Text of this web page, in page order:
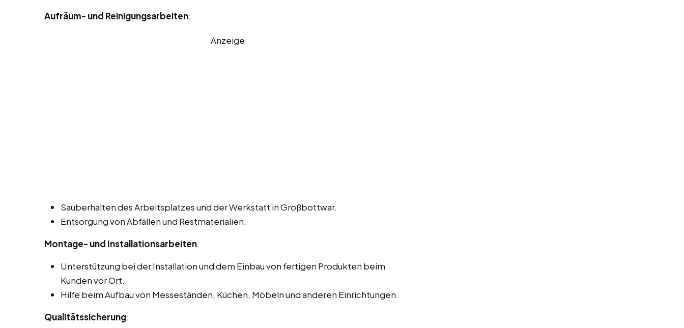
Aufräum- und Reinigungsarbeiten:
Anzeige
Sauberhalten des Arbeitsplatzes und der Werkstatt in Großbottwar.
Entsorgung von Abfällen und Restmaterialien.
Montage- und Installationsarbeiten:
Unterstützung bei der Installation und dem Einbau von fertigen Produkten beim
Kunden vor Ort.
Hilfe beim Aufbau von Messeständen, Küchen, Möbeln und anderen Einrichtungen.
Qualitätssicherung: